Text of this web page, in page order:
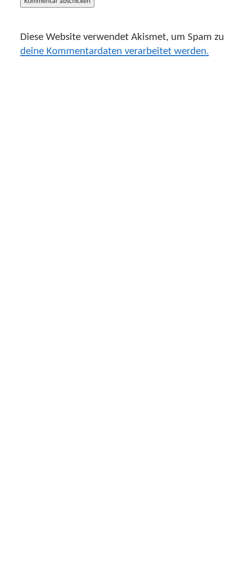
Diese Website verwendet Akismet, um Spam
deine Kommentardaten verarbeitet werden.